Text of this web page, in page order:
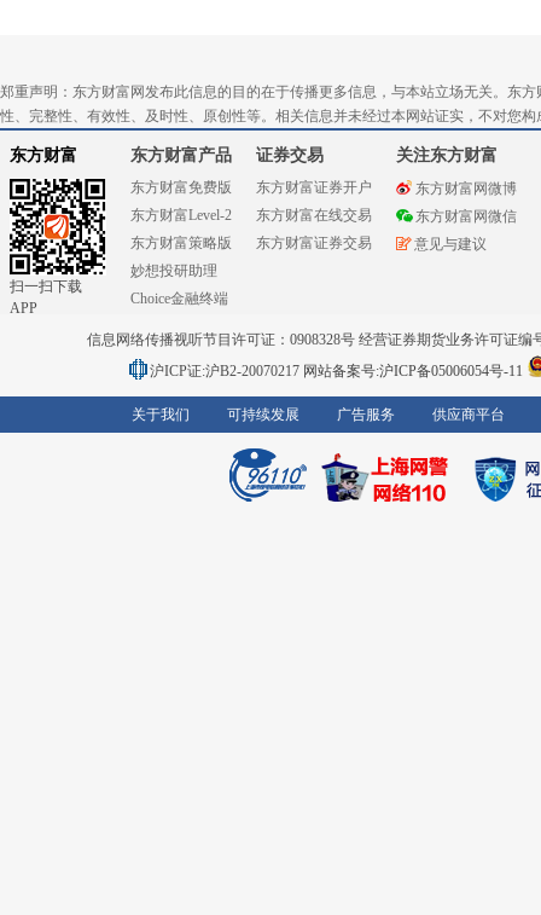
郑重声明：东方财富网发布此信息的目的在于传播更多信息，与本站立场无关。东
性、完整性、有效性、及时性、原创性等。相关信息并未经过本网站证实，不对您
东方财富
扫一扫下载
APP
东方财富产品
东方财富免费版
东方财富Level-2
东方财富策略版
妙想投研助理
Choice金融终端
证券交易
东方财富证券开户
东方财富在线交易
东方财富证券交易
关注东方财富
东方财富网微博
东方财富网微信
意见与建议
信息网络传播视听节目许可证：0908328号 经营证券期货业务许可证编
沪ICP证:沪B2-20070217 网站备案号:沪ICP备05006054号-11
关于我们 可持续发展 广告服务 供应商平台